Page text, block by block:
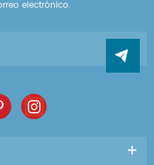
electrónico.